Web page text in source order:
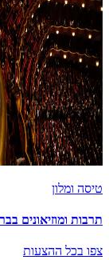
טיסה ומלון
תרבות ומוזיאונים
צפו בכל ההצעות